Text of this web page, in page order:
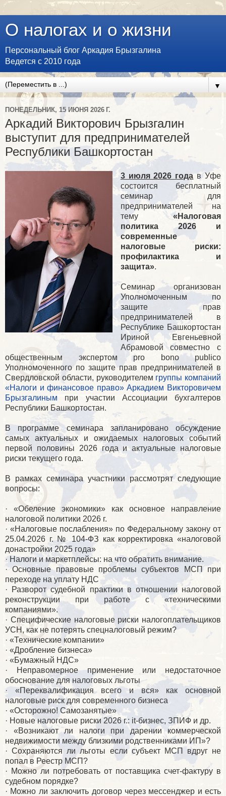
О налогах и о жизни
Персональный блог Аркадия Брызгалина
Ведется с 2010 года
▼
ПОНЕДЕЛЬНИК, 15 ИЮНЯ 2026 Г.
Аркадий Викторович Брызгалин
выступит для предпринимателей
Республики Башкортостан
3 июля 2026 годав Уфе
состоится бесплатный
семинар для
предпринимателей на
тему«Налоговая
политика 2026 и
современные
налоговые риски:
профилактика и
защита».
Семинар организован
Уполномоченным по
защите прав
предпринимателей в
Республике Башкортостан
Ириной Евгеньевной
Абрамовой совместно с
общественным экспертом pro bono publico
Уполномоченного по защите прав предпринимателей в
Свердловской области, руководителем группы компаний
«Налоги и финансовое право» Аркадием Викторовичем
Брызгалиным при участии Ассоциации бухгалтеров
Республики Башкортостан.
В программе семинара запланировано обсуждение
самых актуальных и ожидаемых налоговых событий
первой половины 2026 года и актуальные налоговые
риски текущего года.
В рамках семинара участники рассмотрят следующие
вопросы:
· «Обеление экономики» как основное направление
налоговой политики 2026 г.
· «Налоговые послабления» по Федеральному закону от
25.04.2026 г. № 104-ФЗ как корректировка «налоговой
донастройки 2025 года»
· Налоги и маркетплейсы: на что обратить внимание.
· Основные правовые проблемы субъектов МСП при
переходе на уплату НДС
· Разворот судебной практики в отношении налоговой
реконструкции при работе с «техническими
компаниями».
· Специфические налоговые риски налогоплательщиков
УСН, как не потерять спецналоговый режим?
· «Технические компании»
· «Дробление бизнеса»
· «Бумажный НДС»
· Неправомерное применение или недостаточное
обоснование для налоговых льготы
· «Переквалификация всего и вся» как основной
налоговые риск для современного бизнеса
· «Осторожно! Самозанятые»
· Новые налоговые риски 2026 г.: it-бизнес, ЗПИФ и др.
· «Возникают ли налоги при дарении коммерческой
недвижимости между близкими родственниками ИП»?
· Сохраняются ли льготы если субъект МСП вдруг не
попал в Реестр МСП?
· Можно ли потребовать от поставщика счет-фактуру в
судебном порядке?
· Можно ли заключить договор через мессенджер и есть